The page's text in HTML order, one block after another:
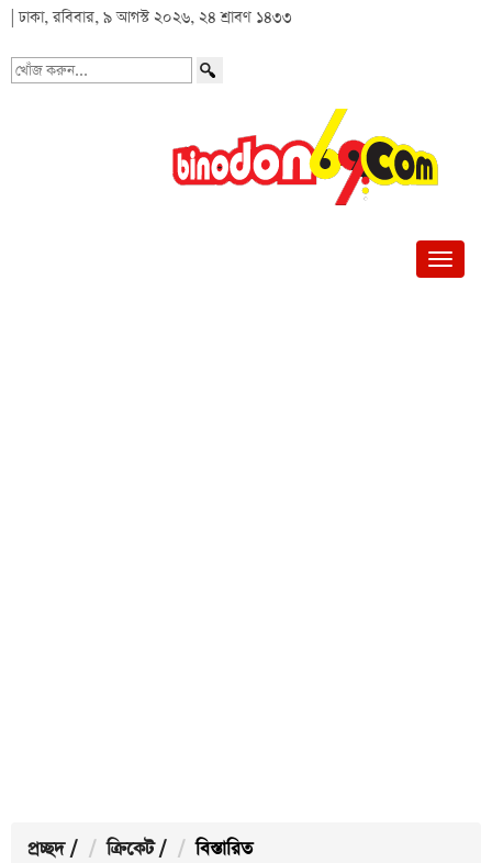
| ঢাকা, রবিবার, ৯ আগস্ট ২০২৬, ২৪ শ্রাবণ ১৪৩৩
খোঁজ
প্রচ্ছদ / ক্রিকেট / বিস্তারিত